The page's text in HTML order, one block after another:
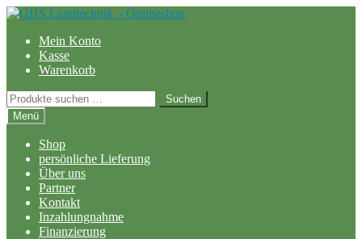
Zur
springen
Zum
springenMein Konto
Kasse
Warenkorb
Suchen
nach:
Suchen
Menü
Shop
persönliche Lieferung
Über uns
Partner
Kontakt
Inzahlungnahme
Finanzierung